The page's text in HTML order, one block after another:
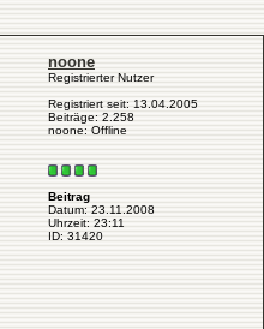
noone
Registrierter Nutzer
Registriert seit: 13.04.2005
Beiträge: 2.258
noone: Offline
Beitrag
Datum: 23.11.2008
Uhrzeit: 23:11
ID: 31420